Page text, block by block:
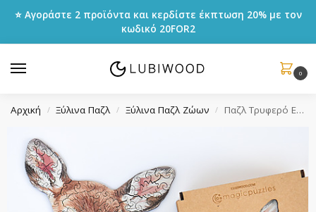
⭐ Αγοράστε 2 προϊόντα και κερδίστε έκπτωση 20% με τον
κωδικό 20FOR2
0
Αρχική / Ξύλινα Παζλ / Ξύλινα Παζλ Ζώων / Παζλ Τρυφερό Ελαφάκ